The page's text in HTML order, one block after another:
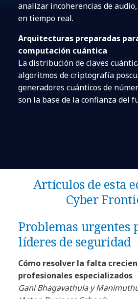
analizar incoherencias de
en tiempo real.
Arquitecturas preparadas
computación cuántica
La distribución de claves
algoritmos de criptografía
generadores cuánticos de
son la base de la confianza del
Artículos de esta
Cyber
Problemas urgentes
líderes de seguridad
Cómo resolver la falta
profesionales especializados
Gani Bhagavathula y